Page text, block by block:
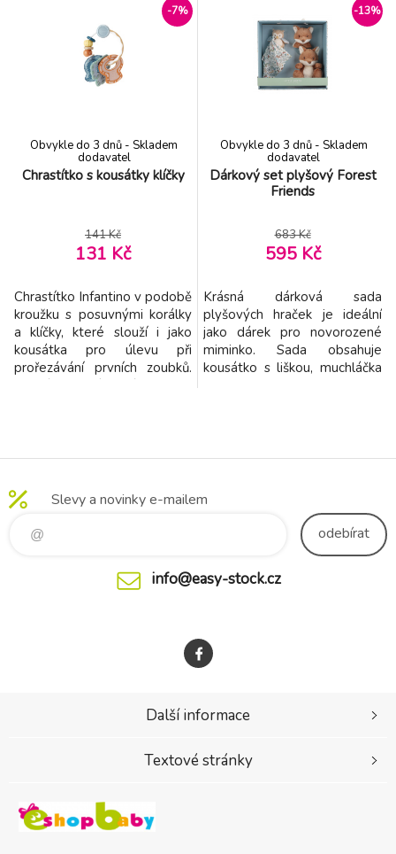
obousměrné komunikaci
můžete vaše dítě uklidnit
svým hlasem bez nutnosti
vstupování do místnosti.
Detekce pohybu a funkce
pro dítě v autosedačce vždy
na dosah – ať už sedí proti
směru nebo po směru jízdy. V
knížce s krásnými motivy
dopravních prostředků a
zvířátek najdete pohybliv
-7%
Chrastítko s kousátky klíčky
Obvykle do 3 dnů - Skladem
dodavatel
141 Kč
131 Kč
Chrastítko Infantino v podobě
kroužku s posuvnými korálky
a klíčky, které slouží i jako
kousátka pro úlevu při
prořezávání prvních zoubků.
Hračka při pohybu jemně
rozvoj jemné motoriky dítěte
i je
-13%
Dárkový set plyšový Forest
Friends
Obvykle do 3 dnů - Skladem
dodavatel
683 Kč
595 Kč
Krásná dárková sada
plyšových hraček je ideální
jako dárek pro novorozené
miminko. Sada obsahuje
kousátko s liškou, muchláčka
inspirované životem v lese.
narození.
Slevy a novinky e-mailem
odebírat
info@easy-stock.cz
Další informace
Textové stránky